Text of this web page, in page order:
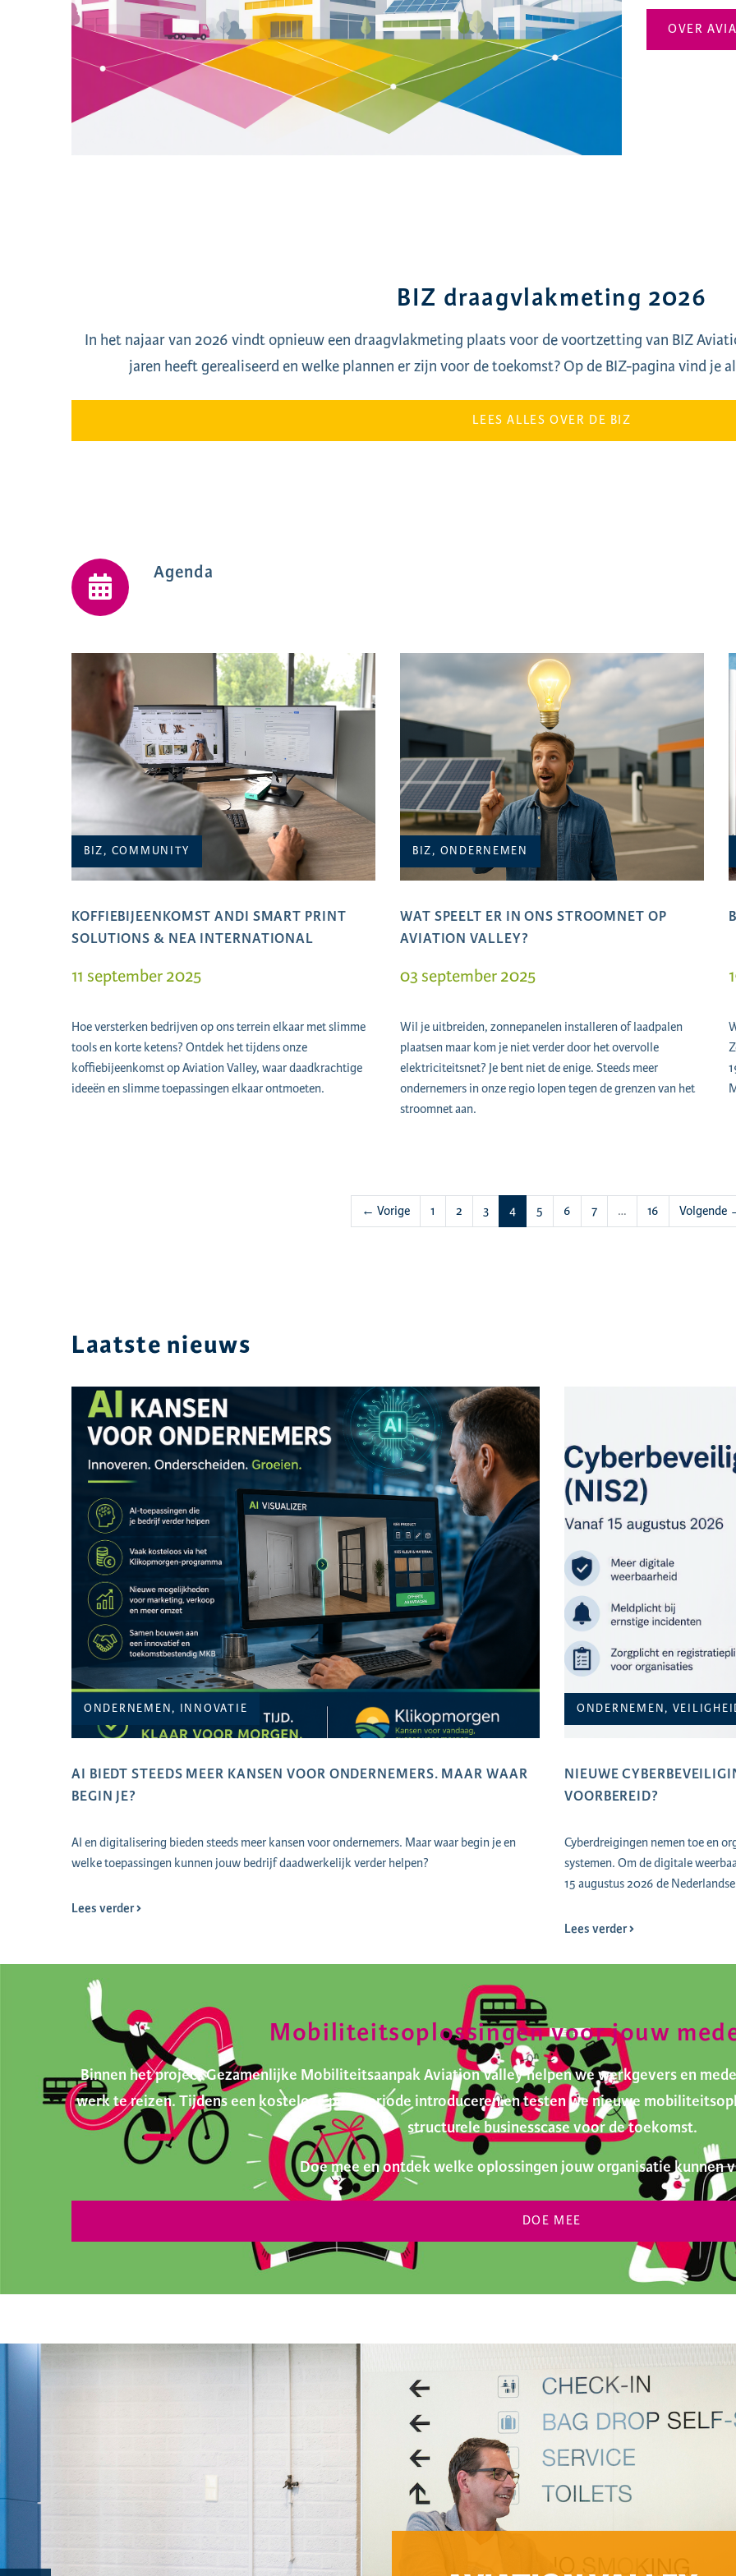
OVER
BIZ draagvlakmeting 2026
In het najaar van 2026 vindt opnieuw een draagvlakmeting plaats voor de voortzetting van BIZ
jaren heeft gerealiseerd en welke plannen er zijn voor de toekomst? Op de BIZ-pagina vind
LEES ALLES OVER DE BIZ
Agenda
BIZ, COMMUNITY
KOFFIEBIJEENKOMST ANDI SMART PRINT
SOLUTIONS & NEA INTERNATIONAL
11 september 2025
Hoe versterken bedrijven op ons terrein elkaar met slimme
tools en korte ketens? Ontdek het tijdens onze
koffiebijeenkomst op Aviation Valley, waar daadkrachtige
ideeën en slimme toepassingen elkaar ontmoeten.
BIZ, ONDERNEMEN
WAT SPEELT ER IN ONS STROOMNET OP
AVIATION VALLEY?
03 september 2025
Wil je uitbreiden, zonnepanelen installeren of laadpalen
plaatsen maar kom je niet verder door het overvolle
elektriciteitsnet? Je bent niet de enige. Steeds meer
ondernemers in onze regio lopen tegen de grenzen van het
stroomnet aan.
← Vorige 1 2 3 4(huidige)
5 6 7 … 16 Volgende
Laatste nieuws
ONDERNEMEN, INNOVATIE
AI BIEDT STEEDS MEER KANSEN VOOR ONDERNEMERS. MAAR WAAR
BEGIN JE?
AI en digitalisering bieden steeds meer kansen voor ondernemers. Maar waar begin je en
welke toepassingen kunnen jouw bedrijf daadwerkelijk verder helpen?
Lees verder
ONDERNEMEN,
NIEUWE
VOORBEREID?
Cyberdreigingen nemen toe en
systemen. Om de digitale
15 augustus 2026 de
Lees verder
Mobiliteitsoplossingen voor jouw
Binnen het project Gezamenlijke Mobiliteitsaanpak Aviation Valley helpen we werkgevers en
werk te reizen. Tijdens een kosteloze pilotperiode introduceren en testen we nieuwe
structurele businesscase voor de toekomst.
Doe mee en ontdek welke oplossingen jouw organisatie kunnen
DOE MEE